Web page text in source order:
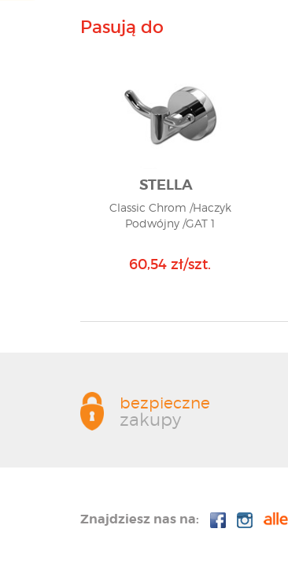
Pasują do
STELLA
Classic Chrom /Haczyk
Podwójny /GAT 1
60,54 zł/szt.
bezpieczne
zakupy
Znajdziesz nas na: